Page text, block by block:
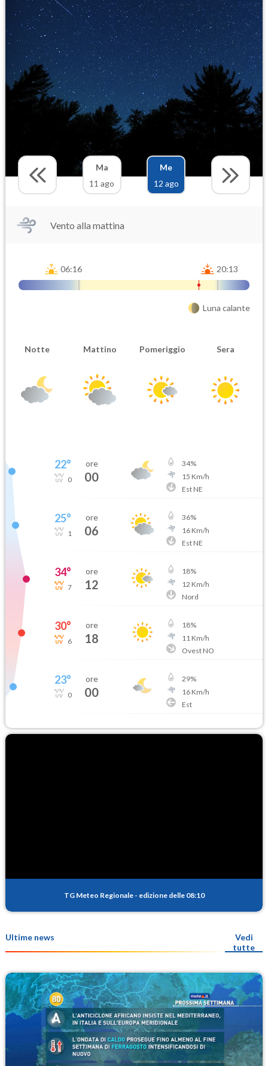
Ma
11 ago
Me
12 ago
Vento alla mattina
06:16 20:13
Luna calante
Notte Mattino Pomeriggio Sera
22°
0
ore
00
34%
15 Km/h
Est NE
25°
1
ore
06
36%
16Km/h
Est NE
34°
7
ore
12
18%
12 Km/h
Nord
30°
6
ore
18
18%
11 Km/h
Ovest NO
23°
0
ore
00
29%
16Km/h
Est
TG Meteo Regionale - edizione delle 08:10
Ultime news
Vedi
tutte